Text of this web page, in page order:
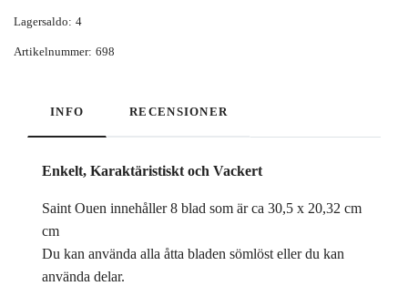
Lagersaldo: 4
Artikelnummer: 698
INFO RECENSIONER
Enkelt, Karaktäristiskt och Vackert
Saint Ouen innehåller 8 blad som är ca 30,5 x 20,32 cm
cm
Du kan använda alla åtta bladen sömlöst eller du kan
använda delar.